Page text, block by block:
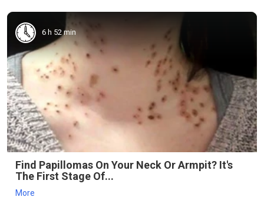
6 h 52 min
Find Papillomas On Your Neck Or Armpit? It's
The First Stage Of...
More